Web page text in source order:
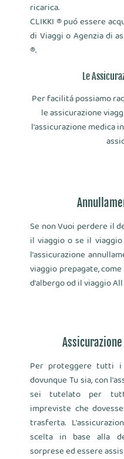
ricarica.
CLIKKI ® puó essere
di Viaggi o Agenzia di
®.
Le
Per facilitá possiamo
le assicurazione
l'assicurazione medica
Se non Vuoi perdere il
il viaggio o se il
l'assicurazione
viaggio prepagate,
d'albergo od il viaggio
Per proteggere tutti i
dovunque Tu sia, con
sei tutelato per
impreviste che
trasferta.
scelta in base alla
sorprese ed essere